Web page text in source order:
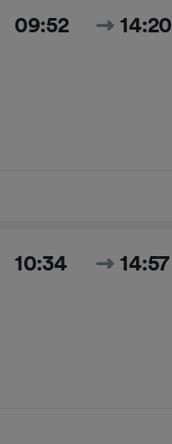
09:52 14:20
10:34 14:57